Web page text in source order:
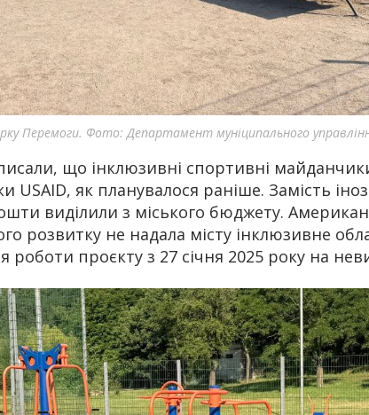
Перемоги. Фото: Департамент муніципального
що інклюзивні спортивні
USAID, як планувалося раніше. Замість
виділили з міського бюджету.
розвитку не надала місту інклюзивне
роботи проєкту з 27 січня 2025 року на